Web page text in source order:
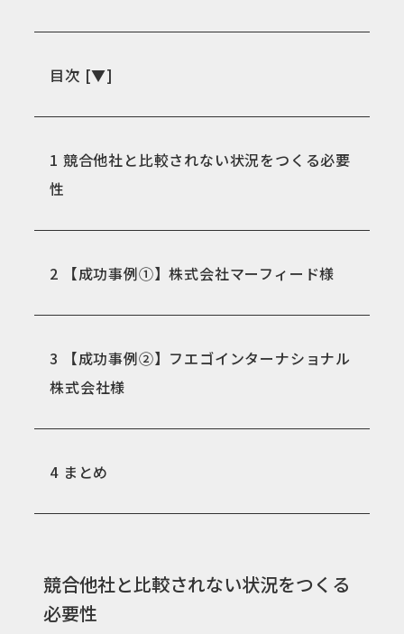
目次 [▼]
1 競合他社と比較されない状況をつくる必要
性
2 【成功事例①】株式会社マーフィード様
3 【成功事例②】フエゴインターナショナル
株式会社様
4まとめ
競合他社と比較されない状況をつくる
必要性